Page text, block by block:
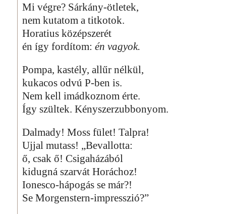
Mi végre? Sárkány-ötletek,
nem kutatom a titkotok.
Horatius középszerét
én így fordítom: én vagyok.
Pompa, kastély, allűr nélkül,
kukacos odvú P-ben is.
Nem kell imádkoznom érte.
Így szültek. Kényszerzubbonyom.
Dalmady! Moss fület! Talpra!
Ujjal mutass! „Bevallotta:
ő, csak ő! Csigaházából
kidugná szarvát Horáchoz!
Ionesco-hápogás se már?!
Se Morgenstern-impresszió?”